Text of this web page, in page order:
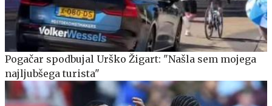
Pogačar spodbujal Urško Žigart: "Našla sem mojega
najljubšega turista"